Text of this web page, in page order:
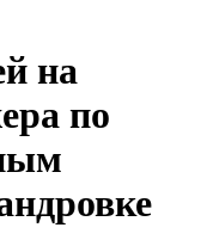
на
по